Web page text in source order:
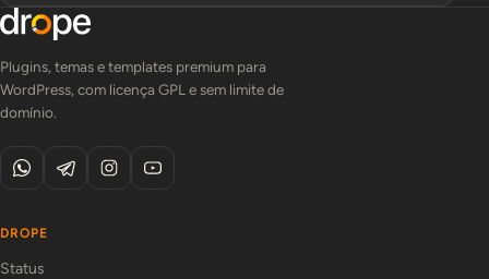
Plugins, temas e templates premium para
WordPress, com licença GPL e sem limite de
domínio.
DROPE
Status